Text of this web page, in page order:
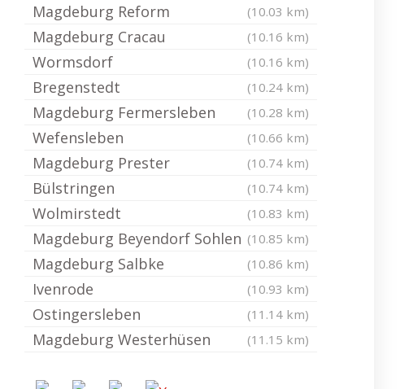
Magdeburg Reform (10.03 km)
Magdeburg Cracau (10.16 km)
Wormsdorf (10.16 km)
Bregenstedt (10.24 km)
Magdeburg Fermersleben (10.28 km)
Wefensleben (10.66 km)
Magdeburg Prester (10.74 km)
Bülstringen (10.74 km)
Wolmirstedt (10.83 km)
Magdeburg Beyendorf Sohlen (10.85 km)
Magdeburg Salbke (10.86 km)
Ivenrode (10.93 km)
Ostingersleben (11.14 km)
Magdeburg Westerhüsen (11.15 km)